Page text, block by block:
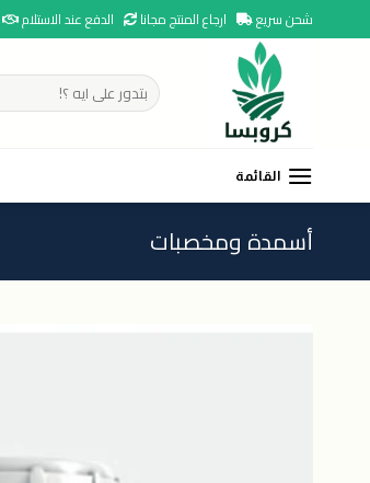
to
شحن سريع ارجاع المنتج مجانا الدفع عند الاستلام
البحث
عن:
القائمة
أسمدة ومخصبات